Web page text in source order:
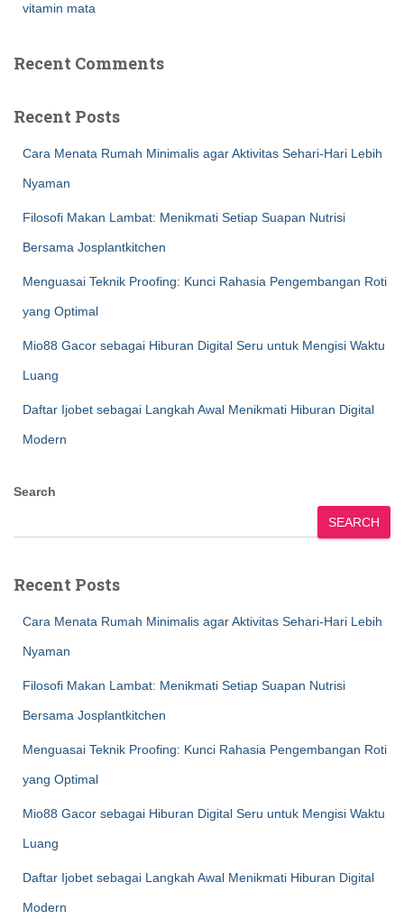
vitamin mata
Recent Comments
Recent Posts
Cara Menata Rumah Minimalis agar Aktivitas Sehari-Hari Lebih
Nyaman
Filosofi Makan Lambat: Menikmati Setiap Suapan Nutrisi
Bersama Josplantkitchen
Menguasai Teknik Proofing: Kunci Rahasia Pengembangan Roti
yang Optimal
Mio88 Gacor sebagai Hiburan Digital Seru untuk Mengisi Waktu
Luang
Daftar Ijobet sebagai Langkah Awal Menikmati Hiburan Digital
Modern
Search
SEARCH
Recent Posts
Cara Menata Rumah Minimalis agar Aktivitas Sehari-Hari Lebih
Nyaman
Filosofi Makan Lambat: Menikmati Setiap Suapan Nutrisi
Bersama Josplantkitchen
Menguasai Teknik Proofing: Kunci Rahasia Pengembangan Roti
yang Optimal
Mio88 Gacor sebagai Hiburan Digital Seru untuk Mengisi Waktu
Luang
Daftar Ijobet sebagai Langkah Awal Menikmati Hiburan Digital
Modern